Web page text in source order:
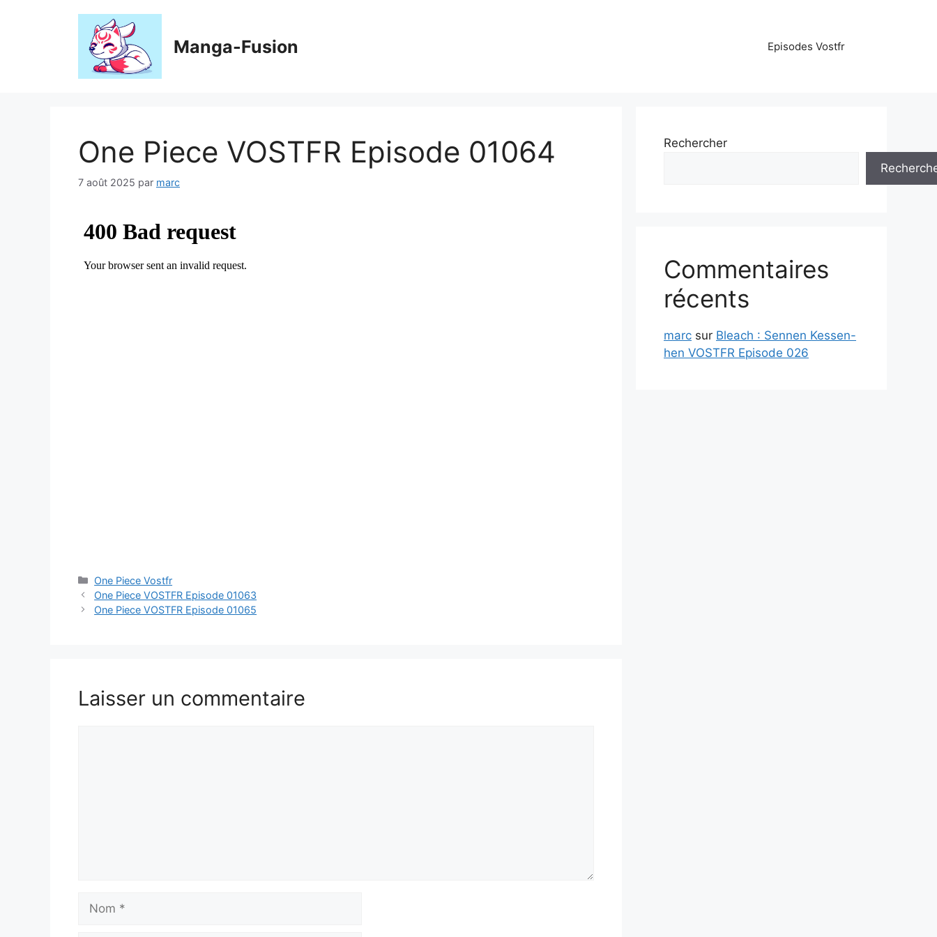
Manga-Fusion Episodes Vostfr
One Piece VOSTFR Episode 01064
7 août 2025 par marc
Catégories
One Piece Vostfr
One Piece VOSTFR Episode 01063
One Piece VOSTFR Episode 01065
Laisser un commentaire
Rechercher
Commentaires
récents
marc sur Bleach : Sennen Kessen-
hen VOSTFR Episode 026